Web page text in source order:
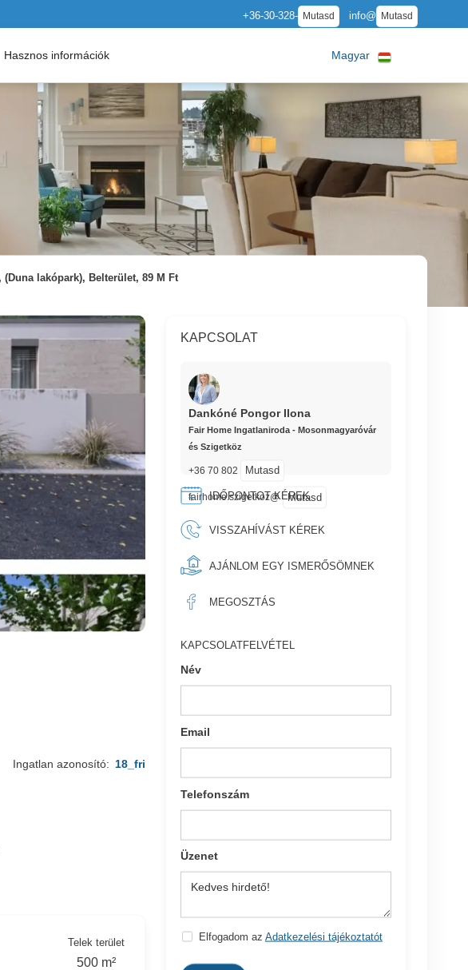
+36-30-328- Mutasd info@ Mutasd
Hasznos információk Magyar
lakópark), Belterület, 89 M Ft
KAPCSOLAT
Dankóné Pongor Ilona
Fair Home Ingatlaniroda - Mosonmagyaróvár
és Szigetköz
+36 70 802 Mutasd
fairhome.szigetkoz@ Mutasd
IDŐPONTOT KÉREK
VISSZAHÍVÁST KÉREK
AJÁNLOM EGY ISMERŐSÖMNEK
MEGOSZTÁS
KAPCSOLATFELVÉTEL
Név
Email
Telefonszám
Üzenet
Elfogadom az Adatkezelési tájékoztatót
Ingatlan azonosító: 18_fri
Telek terület
500 m²